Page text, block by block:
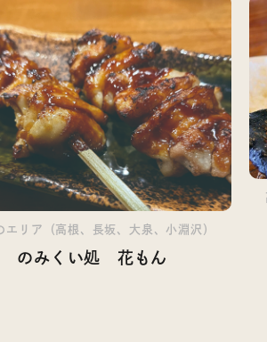
エリア（高根、長坂、大泉、小淵沢）
のみくい処 花もん